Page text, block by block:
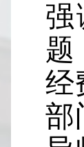
强
题
经
部